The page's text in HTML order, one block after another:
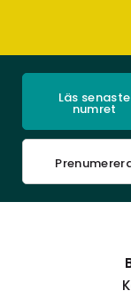
Läs senaste
numret